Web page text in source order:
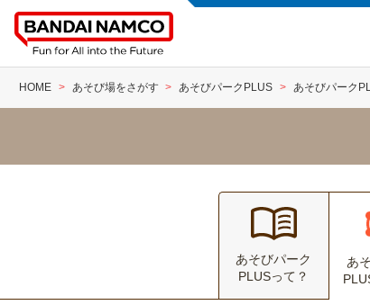
HOME あそび場をさがす あそびパークPLUS あそびパーク
あそびパーク
PLUSって？
あ